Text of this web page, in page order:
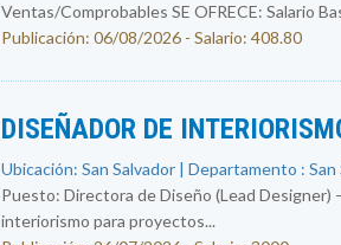
Ventas/Comprobables SE OFRECE: Salario
Publicación: 06/08/2026 - Salario: 408.80
DISEÑADOR DE
Ubicación: San Salvador | Departamento : San
Puesto: Directora de Diseño (Lead Designer)
interiorismo para proyectos...